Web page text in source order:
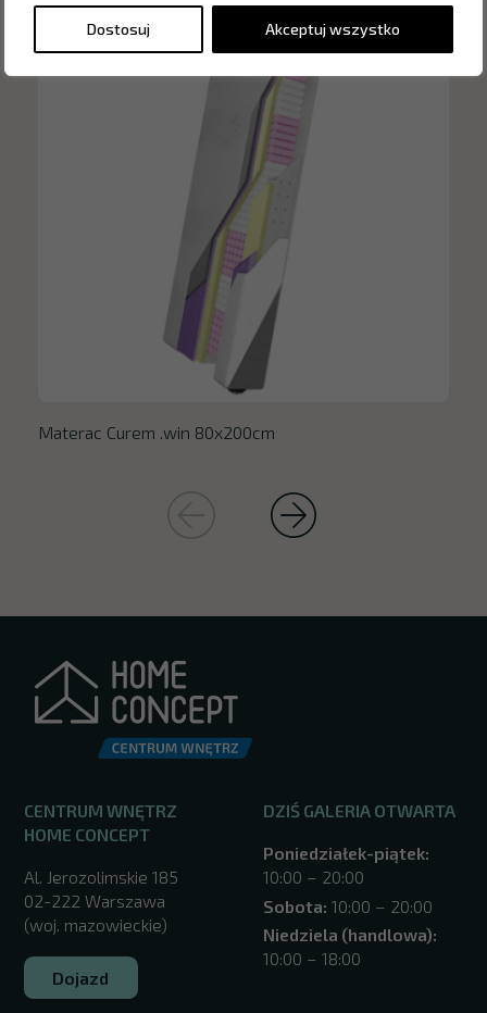
Dostosuj Akceptuj wszystko
Materac Curem .win 80x200cm
CENTRUM WNĘTRZ
HOME CONCEPT
Al. Jerozolimskie 185
02-222 Warszawa
(woj. mazowieckie)
Dojazd
DZIŚ GALERIA OTWARTA
Poniedziałek-piątek:
10:00 – 20:00
Sobota: 10:00 – 20:00
Niedziela (handlowa):
10:00 – 18:00